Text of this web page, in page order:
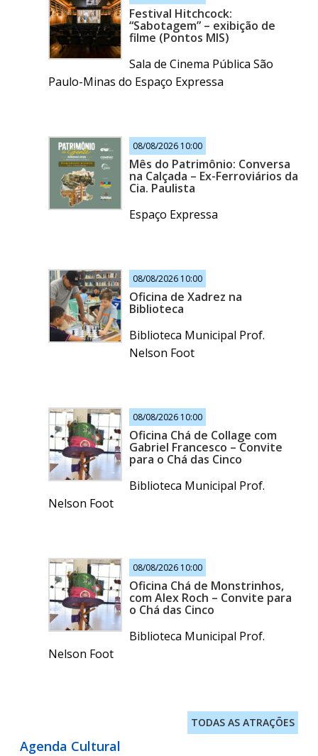
Festival Hitchcock:
“Sabotagem” – exibição de
filme (Pontos MIS)
Sala de Cinema Pública São
Paulo-Minas do Espaço Expressa
08/08/2026 10:00
Mês do Patrimônio: Conversa
na Calçada – Ex-Ferroviários da
Cia. Paulista
Espaço Expressa
08/08/2026 10:00
Oficina de Xadrez na
Biblioteca
Biblioteca Municipal Prof.
Nelson Foot
08/08/2026 10:00
Oficina Chá de Collage com
Gabriel Francesco – Convite
para o Chá das Cinco
Biblioteca Municipal Prof.
Nelson Foot
08/08/2026 10:00
Oficina Chá de Monstrinhos,
com Alex Roch – Convite para
o Chá das Cinco
Biblioteca Municipal Prof.
Nelson Foot
TODAS AS ATRAÇÕES
Agenda Cultural